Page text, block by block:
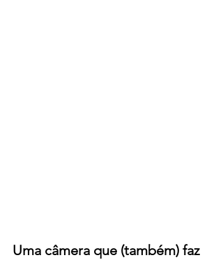
Uma câmera que (também) faz